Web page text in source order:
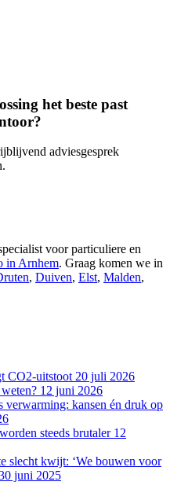
het beste past
adviesgesprek
voor particuliere en
in Arnhem. Graag komen we in
, Duiven, Elst, Malden,
CO2-uitstoot 20 juli 2026
12 juni 2026
verwarming: kansen én druk op
steeds brutaler 12
slecht kwijt: ‘We bouwen voor
juni 2025